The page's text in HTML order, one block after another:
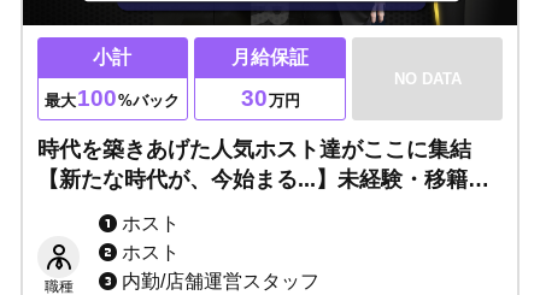
小計
最大100%バック
月給保証
30万円
NO DATA
時代を築きあげた人気ホスト達がここに集結
【新たな時代が、今始まる...】未経験・移籍者
（経験者）大歓迎！次世代のモンスターは君
だ！
職種
ホスト
ホスト
内勤/店舗運営スタッフ